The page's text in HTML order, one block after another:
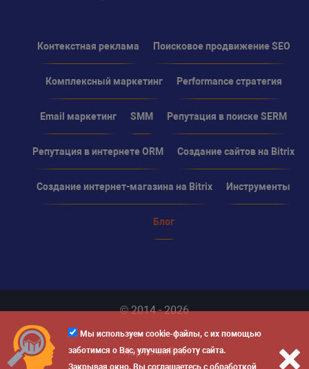
Мы используем cookie-файлы, с их помощью
заботимся о Вас, улучшая работу сайта.
Закрывая окно, Вы соглашаетесь с обработкой
Контекстная реклама Поисковое продвижение SEO
Комплексный маркетинг Performance стратегия
Email маркетинг SMM Репутация в поиске SERM
Репутация в интернете ORM Создание сайтов на Bitrix
Создание интернет-магазина на Bitrix Инструменты
Блог
© 2014 - 2026
Карта сайта